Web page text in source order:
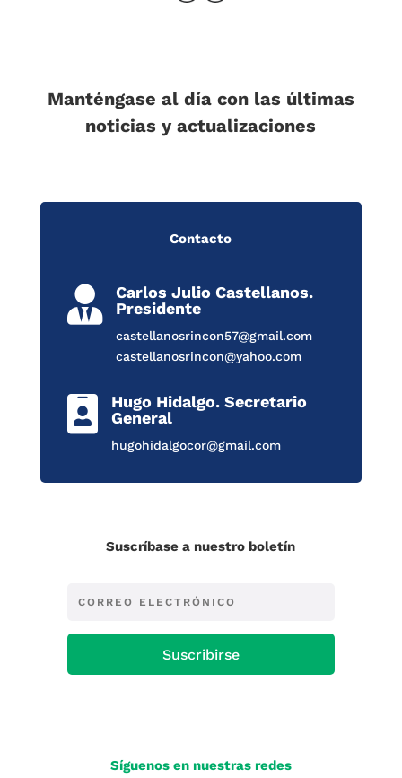
Manténgase al día con las últimas
noticias y actualizaciones
Contacto

Carlos Julio Castellanos.
Presidente
castellanosrincon57@gmail.com
castellanosrincon@yahoo.com

Hugo Hidalgo. Secretario
General
hugohidalgocor@gmail.com
Suscríbase a nuestro boletín
Suscribirse
Síguenos en nuestras redes